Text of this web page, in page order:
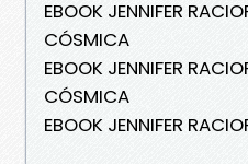
EBOOK JENNIFER
CÓSMICA
EBOOK JENNIFER
CÓSMICA
EBOOK JENNIFER